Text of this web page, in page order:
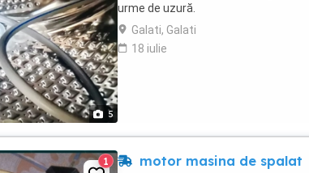
5
urme de uzură.
Galati, Galati
18 iulie
1 motor masina de spalat